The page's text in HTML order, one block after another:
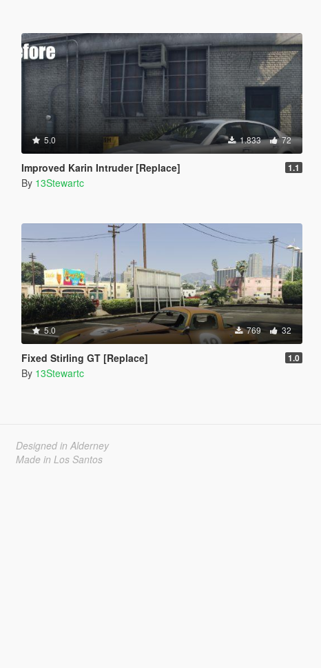
5.0 1.833 72
Improved Karin Intruder [Replace] 1.1
By 13Stewartc
5.0 769 32
Fixed Stirling GT [Replace] 1.0
By 13Stewartc
Designed in Alderney
Made in Los Santos